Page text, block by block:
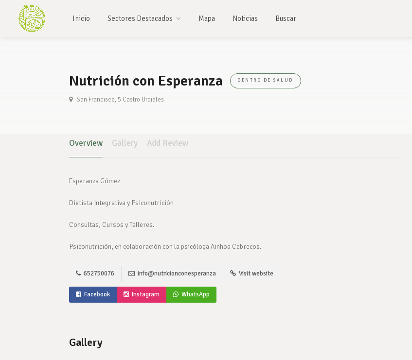
Inicio Sectores Destacados Mapa Noticias Buscar
Nutrición con Esperanza CENTRO DE SALUD
San Francisco, 5 Castro Urdiales
Overview Gallery Add Review
Esperanza Gómez
Dietista Integrativa y Psiconutrición
Consultas, Cursos y Talleres.
Psiconutrición, en colaboración con la psicóloga Ainhoa Cebrecos.
652750076 info@nutricionconesperanza Visit website
Facebook Instagram WhatsApp
Gallery